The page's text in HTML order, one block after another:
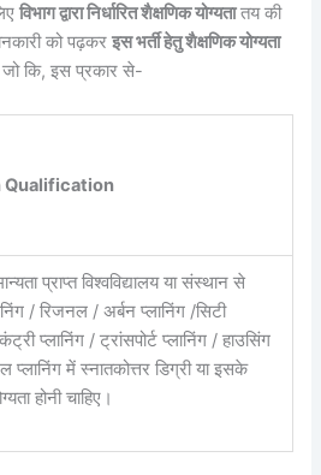
विभाग द्वारा निर्धारित शैक्षणिक योग्यतातय की
को पढ़करइस भर्ती हेतु शैक्षणिक योग्यता
जो कि, इस प्रकार से-
Qualification
प्राप्त विश्वविद्यालय या संस्थान से
/ रिजनल / अर्बन प्लानिंग /सिटी
प्लानिंग / ट्रांसपोर्ट प्लानिंग / हाउसिंग
प्लानिंग में स्नातकोत्तर डिग्री या इसके
होनी चाहिए।